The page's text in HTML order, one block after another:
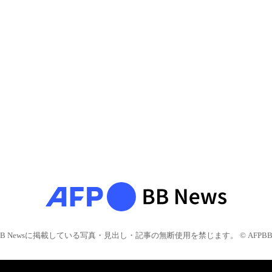
Newsに掲載している写真・見出し・記事の無断使用を禁じます。 © AFPBB